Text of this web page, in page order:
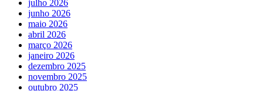
julho 2026
junho 2026
maio 2026
abril 2026
março 2026
janeiro 2026
dezembro 2025
novembro 2025
outubro 2025